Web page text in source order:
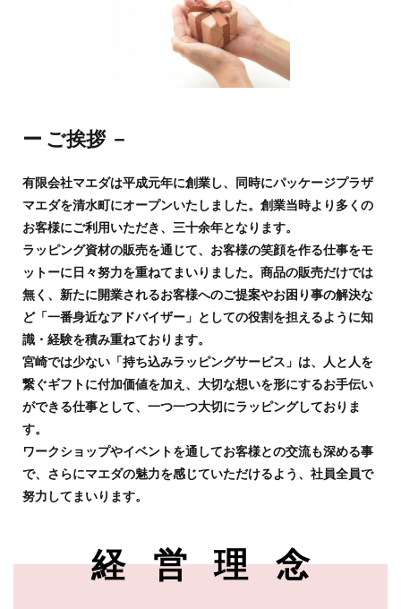
ー ご挨拶 －
有限会社マエダは平成元年に創業し、同時にパッケージプラザ
マエダを清水町にオープンいたしました。創業当時より多くの
お客様にご利用いただき、三十余年となります。
ラッピング資材の販売を通じて、お客様の笑顔を作る仕事をモ
ットーに日々努力を重ねてまいりました。商品の販売だけでは
無く、新たに開業されるお客様へのご提案やお困り事の解決な
ど「一番身近なアドバイザー」としての役割を担えるように知
識・経験を積み重ねております。
宮崎では少ない「持ち込みラッピングサービス」は、人と人を
繋ぐギフトに付加価値を加え、大切な想いを形にするお手伝い
ができる仕事として、一つ一つ大切にラッピングしておりま
す。
ワークショップやイベントを通してお客様との交流も深める事
で、さらにマエダの魅力を感じていただけるよう、社員全員で
努力してまいります。
経営理念